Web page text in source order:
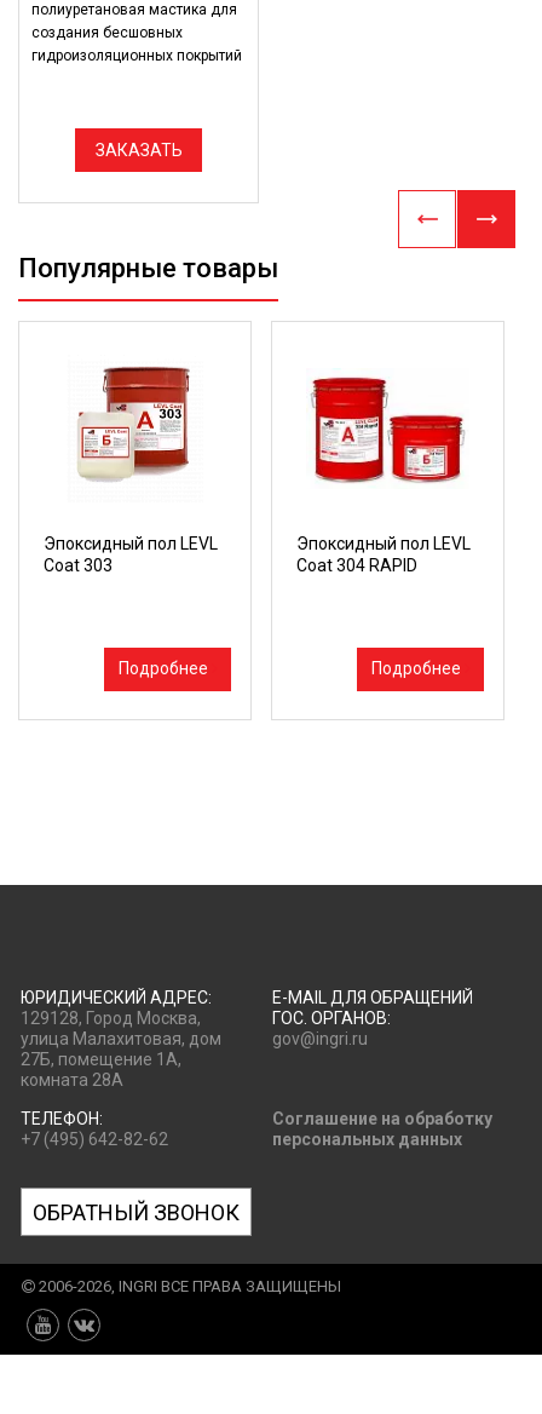
полиуретановая мастика для
создания бесшовных
гидроизоляционных покрытий
ЗАКАЗАТЬ
Популярные товары
Эпоксидный пол LEVL
Coat 303
Подробнее
Эпоксидный пол LEVL
Coat 304 RAPID
Подробнее
ЮРИДИЧЕСКИЙ АДРЕС:
129128, Город Москва,
улица Малахитовая, дом
27Б, помещение 1А,
комната 28А
E-MAIL ДЛЯ ОБРАЩЕНИЙ
ГОС. ОРГАНОВ:
gov@ingri.ru
ТЕЛЕФОН:
+7 (495) 642-82-62
Соглашение на обработку
персональных данных
ОБРАТНЫЙ ЗВОНОК
2006-2026, INGRI ВСЕ ПРАВА ЗАЩИЩЕНЫ